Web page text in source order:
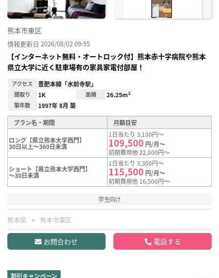
熊本市東区
情報更新日 2026/08/02 09:55
【インターネット無料・オートロック付】熊本赤十字病院や熊本
県立大学に近く駐車場有の家具家電付部屋！
アクセス 豊肥本線「水前寺駅」
間取り 1K 面積 26.25m²
築年数 1997年 8月 築
プラン名・期間 月額目安
ロング【県立熊本大学西門】
30日以上～360日未満
1日当たり 3,100円～
109,500 円/月～
初期費用他 22,000円～
ショート【県立熊本大学西門】
～30日未満
1日当たり 3,300円～
115,500 円/月～
初期費用他 16,500円～
学生向け
熊本県 熊本市東区
お問合わせ 電話する
割引キャンペーン